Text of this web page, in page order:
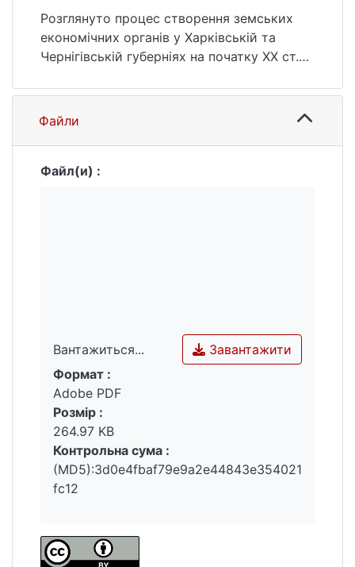
Розглянуто процес створення земських
економічних органів у Харківській та
Чернігівській губерніях на початку ХХ ст.
формам взаємовідносин між повітовими
та губернським земськими економічними
Файли
Файл(и) :
Вантажиться...
Вантажиться...
Завантажити
Формат :
Adobe PDF
Розмір :
264.97 KB
Контрольна сума :
(MD5):3d0e4fbaf79e9a2e44843e354021
fc12